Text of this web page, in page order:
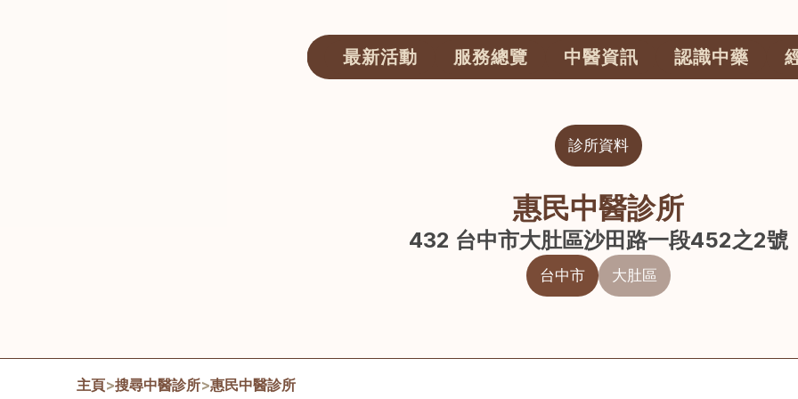
最新活動 服務總覽 中醫資訊 認識中藥
診所資料
惠民中醫診所
432 台中市大肚區沙田路一段452之2號
台中市 大肚區
主頁>搜尋中醫診所>惠民中醫診所